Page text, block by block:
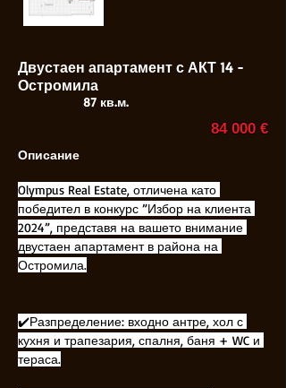
Двустаен апартамент с АКТ 14 -
Остромила
87 кв.м.
84 000 €
Описание
Olympus Real Estate, отличена като
победител в конкурс ”Избор на клиента
2024”, представя на вашето внимание
двустаен апартамент в района на
Остромила.
✔️Разпределение: входно антре, хол с
кухня и трапезария, спалня, баня + WC и
тераса.